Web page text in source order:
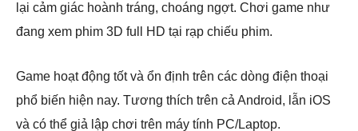
lại cảm giác hoành tráng, choáng ngợt. Chơi game như
đang xem phim 3D full HD tại rạp chiếu phim.
Game hoạt động tốt và ổn định trên các dòng điện thoại
phổ biến hiện nay. Tương thích trên cả Android, lẫn iOS
và có thể giả lập chơi trên máy tính PC/Laptop.